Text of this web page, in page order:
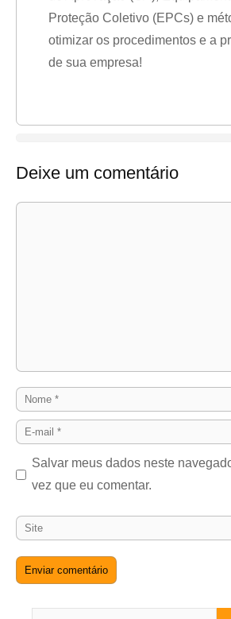
Proteção Coletivo (EPCs) e
otimizar os procedimentos e a
de sua empresa!
Deixe um comentário
Nome
E-
Salvar meus dados neste
vez que eu comentar.
Site